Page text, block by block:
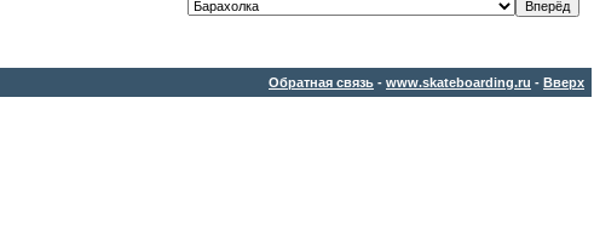
Обратная связь - www.skateboarding.ru - Вверх